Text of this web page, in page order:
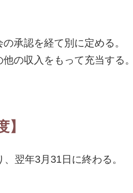
承認を経て別に定める。
の収入をもって充当する。
翌年3月31日に終わる。